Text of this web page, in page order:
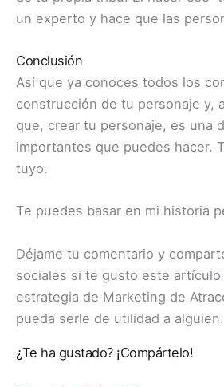
un experto y hace que las
Conclusión
Así que ya conoces todos los
construcción de tu personaje y,
que, crear tu personaje, es una
importantes que puedes hacer.
tuyo.
Te puedes basar en mi historia
Déjame tu comentario y
sociales si te gusto este artículo
estrategia de Marketing de
pueda serle de utilidad a alguien.
¿Te ha gustado? ¡Compártelo!